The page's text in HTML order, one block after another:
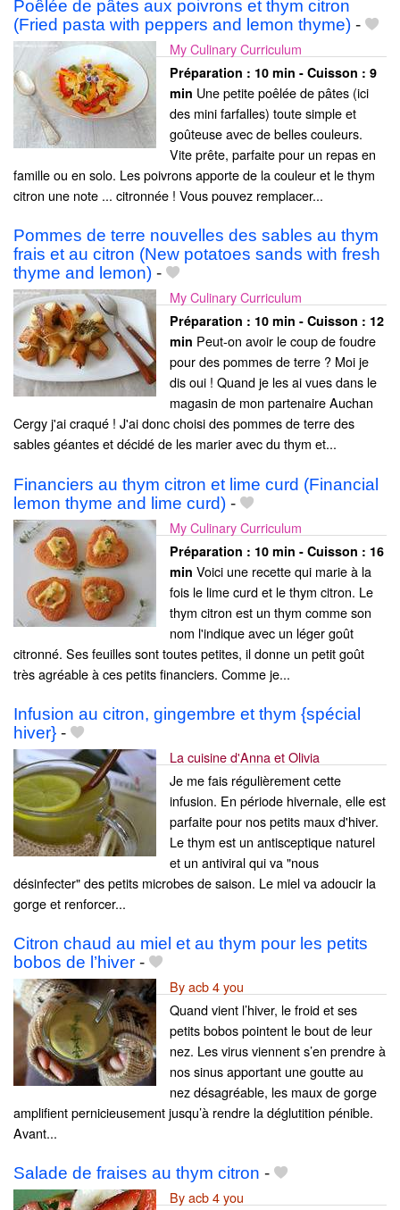
Poêlée de pâtes aux poivrons et thym citron
(Fried pasta with peppers and lemon thyme) -
My Culinary Curriculum
Préparation : 10 min - Cuisson : 9
min Une petite poêlée de pâtes (ici
des mini farfalles) toute simple et
goûteuse avec de belles couleurs.
Vite prête, parfaite pour un repas en
famille ou en solo. Les poivrons apporte de la couleur et le thym
citron une note ... citronnée ! Vous pouvez remplacer...
Pommes de terre nouvelles des sables au thym
frais et au citron (New potatoes sands with fresh
thyme and lemon) -
My Culinary Curriculum
Préparation : 10 min - Cuisson : 12
min Peut-on avoir le coup de foudre
pour des pommes de terre ? Moi je
dis oui ! Quand je les ai vues dans le
magasin de mon partenaire Auchan
Cergy j'ai craqué ! J'ai donc choisi des pommes de terre des
sables géantes et décidé de les marier avec du thym et...
Financiers au thym citron et lime curd (Financial
lemon thyme and lime curd) -
My Culinary Curriculum
Préparation : 10 min - Cuisson : 16
min Voici une recette qui marie à la
fois le lime curd et le thym citron. Le
thym citron est un thym comme son
nom l'indique avec un léger goût
citronné. Ses feuilles sont toutes petites, il donne un petit goût
très agréable à ces petits financiers. Comme je...
Infusion au citron, gingembre et thym {spécial
hiver} -
La cuisine d'Anna et Olivia
Je me fais régulièrement cette
infusion. En période hivernale, elle est
parfaite pour nos petits maux d'hiver.
Le thym est un antisceptique naturel
et un antiviral qui va "nous
désinfecter" des petits microbes de saison. Le miel va adoucir la
gorge et renforcer...
Citron chaud au miel et au thym pour les petits
bobos de l’hiver -
By acb 4 you
Quand vient l’hiver, le froid et ses
petits bobos pointent le bout de leur
nez. Les virus viennent s’en prendre à
nos sinus apportant une goutte au
nez désagréable, les maux de gorge
amplifient pernicieusement jusqu’à rendre la déglutition pénible.
Avant...
Salade de fraises au thym citron -
By acb 4 you